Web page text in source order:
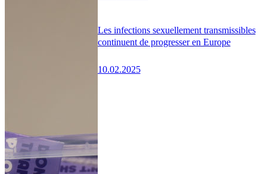
Les infections sexuellement transmissibles
continuent de progresser en Europe
10.02.2025